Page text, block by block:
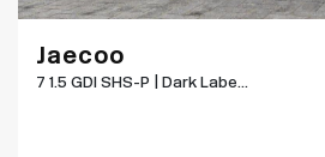
Jaecoo
7 1.5 GDI SHS-P | Dark Labe...